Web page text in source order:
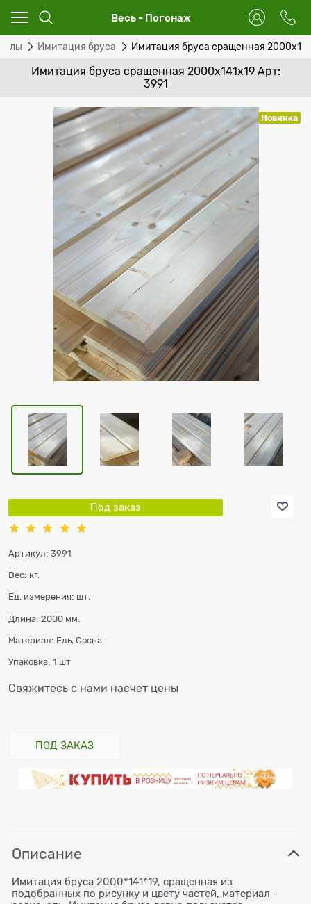
Весь - Погонаж
Имитация бруса Имитация бруса сращенная
Имитация бруса сращенная 2000х141х19 Арт:
3991
Новинка
Под заказ
Артикул: 3991
Вес: кг.
Ед. измерения: шт.
Длина: 2000 мм.
Материал: Ель, Сосна
Упаковка: 1 шт
Свяжитесь с нами насчет цены
ПОД ЗАКАЗ
Описание
Имитация бруса 2000*141*19, сращенная из
подобранных по рисунку и цвету частей, материал -